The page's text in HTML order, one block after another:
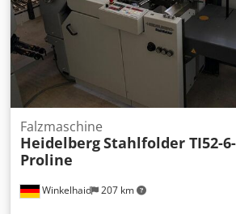
Spannung an Vorder- und Hinterkante
Anmek Automatische Gummituch- und
Druckzylinderwascheinrichtung (für
geeignet für konventionelle und
Waschmittel, über die Steurung
Winkelhaid 207 km
Falzmaschine
HeidelbergStahlfolder TI52-
Proline